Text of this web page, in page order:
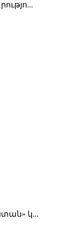
կ...